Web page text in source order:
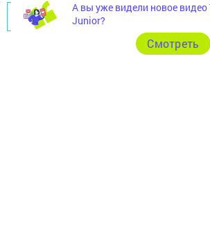
Перейти на страницу
А вы уже видели новое видео
Junior?
Cмотреть